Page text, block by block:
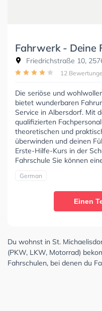
Fahrwerk - Deine
Friedrichstraße 10,
12
Die seriöse und
bietet wunderbaren
Service in Albersdorf. Mit
qualifizierten
theoretischen und
überwinden und deinen
Erste-Hilfe-Kurs in der
Fahrschule Sie können
German
Einen
Du wohnst in St.
(PKW, LKW, Motorrad)
Fahrschulen, bei denen du